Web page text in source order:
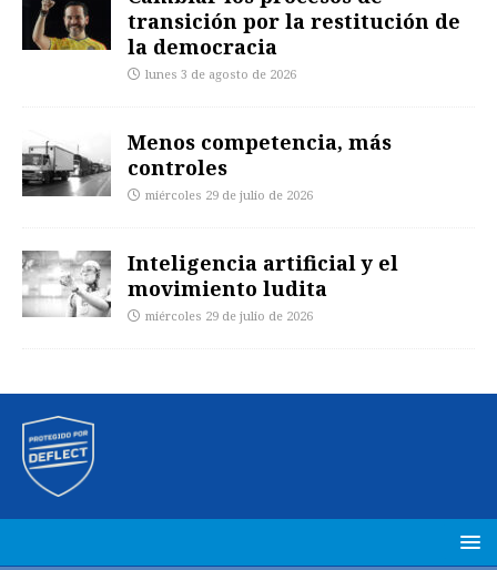
transición por la restitución de
la democracia
lunes 3 de agosto de 2026
Menos competencia, más
controles
miércoles 29 de julio de 2026
Inteligencia artificial y el
movimiento ludita
miércoles 29 de julio de 2026